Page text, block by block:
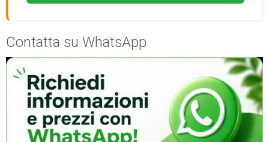
Contatta su WhatsApp